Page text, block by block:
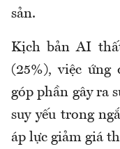
sản.
Kịch bản AI
(25%), việc
góp phần gây ra
suy yếu trong
áp lực giảm giá